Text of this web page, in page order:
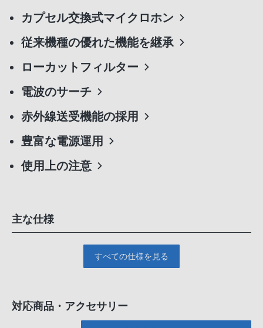
カプセル交換式マイクロホン
従来機種の優れた機能を継承
ローカットフィルター
電波のサーチ
赤外線送受機能の採用
豊富な電源運用
使用上の注意
主な仕様
すべての仕様を見る
対応商品・アクセサリー